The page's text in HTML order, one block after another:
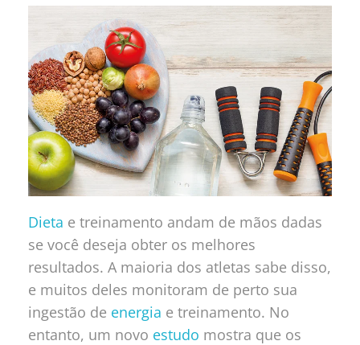
Dieta e treinamento andam de mãos dadas
se você deseja obter os melhores
resultados. A maioria dos atletas sabe disso,
e muitos deles monitoram de perto sua
ingestão de energia e treinamento. No
entanto, um novo estudo mostra que os